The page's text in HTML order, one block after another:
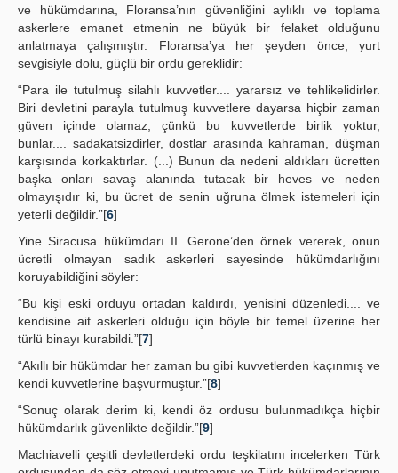
ve hükümdarına, Floransa’nın güvenliğini aylıklı ve toplama
askerlere emanet etmenin ne büyük bir felaket olduğunu
anlatmaya çalışmıştır. Floransa’ya her şeyden önce, yurt
sevgisiyle dolu, güçlü bir ordu gereklidir:
“Para ile tutulmuş silahlı kuvvetler.... yararsız ve tehlikelidirler.
Biri devletini parayla tutulmuş kuvvetlere dayarsa hiçbir zaman
güven içinde olamaz, çünkü bu kuvvetlerde birlik yoktur,
bunlar.... sadakatsizdirler, dostlar arasında kahraman, düşman
karşısında korkaktırlar. (...) Bunun da nedeni aldıkları ücretten
başka onları savaş alanında tutacak bir heves ve neden
olmayışıdır ki, bu ücret de senin uğruna ölmek istemeleri için
yeterli değildir.”[6]
Yine Siracusa hükümdarı II. Gerone’den örnek vererek, onun
ücretli olmayan sadık askerleri sayesinde hükümdarlığını
koruyabildiğini söyler:
“Bu kişi eski orduyu ortadan kaldırdı, yenisini düzenledi.... ve
kendisine ait askerleri olduğu için böyle bir temel üzerine her
türlü binayı kurabildi.”[7]
“Akıllı bir hükümdar her zaman bu gibi kuvvetlerden kaçınmış ve
kendi kuvvetlerine başvurmuştur.”[8]
“Sonuç olarak derim ki, kendi öz ordusu bulunmadıkça hiçbir
hükümdarlık güvenlikte değildir.”[9]
Machiavelli çeşitli devletlerdeki ordu teşkilatını incelerken Türk